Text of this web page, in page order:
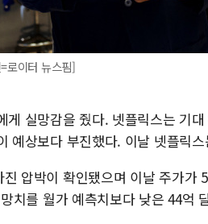
로이터 뉴스핌]
게 실망감을 줬다. 넷플릭스는 기
예상보다 부진했다. 이날 넷플릭
압박이 확인됐으며 이날 주가가
치를 월가 예측치보다 낮은 44억